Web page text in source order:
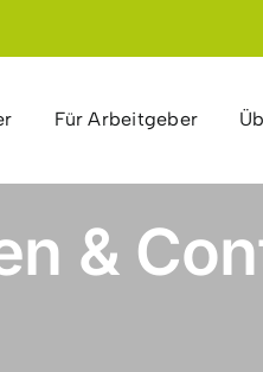
Für Arbeitgeber
&